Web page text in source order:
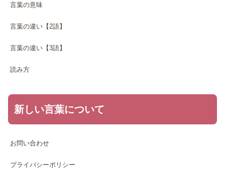
言葉の意味
言葉の違い【2語】
言葉の違い【3語】
読み方
新しい言葉について
お問い合わせ
プライバシーポリシー